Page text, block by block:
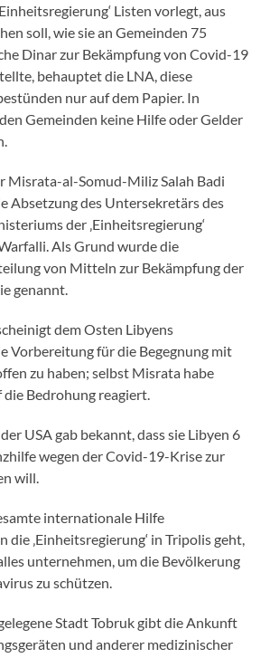
Listen vorlegt, aus
soll, wie sie an Gemeinden 75
Dinar zur Bekämpfung von Covid-19
behauptet die LNA, diese
nur auf dem Papier. In
Gemeinden keine Hilfe oder Gelder
Misrata-al-Somud-Miliz Salah Badi
Absetzung des Untersekretärs des
der ‚Einheitsregierung‘
Als Grund wurde die
von Mitteln zur Bekämpfung der
genannt.
dem Osten Libyens
Vorbereitung für die Begegnung mit
zu haben; selbst Misrata habe
die Bedrohung reagiert.
USA gab bekannt, dass sie Libyen 6
wegen der Covid-19-Krise zur
will.
internationale Hilfe
die ‚Einheitsregierung‘ in Tripolis geht,
unternehmen, um die Bevölkerung
zu schützen.
Stadt Tobruk gibt die Ankunft
und anderer medizinischer